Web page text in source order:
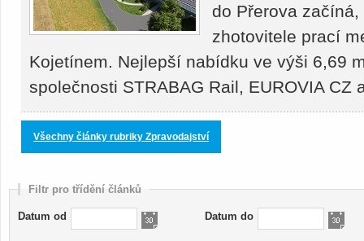
do Přerova
zhotovitele prací
Kojetínem. Nejlepší nabídku ve výši 6,69
společnosti STRABAG Rail, EUROVIA
Všechny články rubriky Zpravodajství
Filtr pro třídění článků
Datum od Datum do